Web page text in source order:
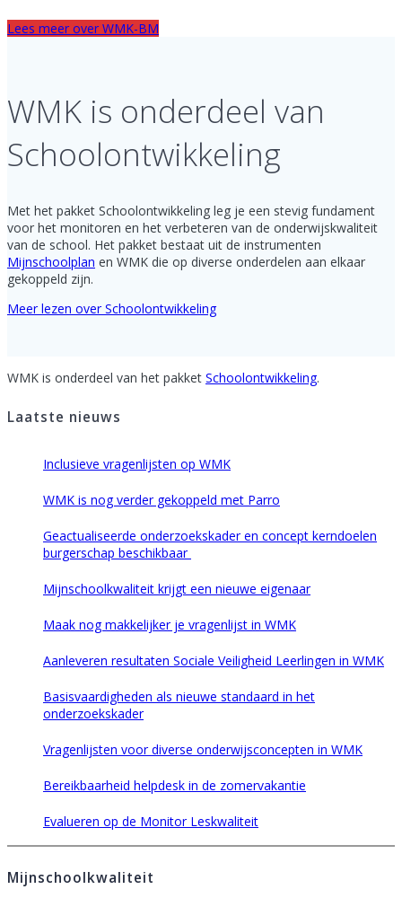
Lees meer over WMK-BM
WMK is onderdeel van
Schoolontwikkeling
Met het pakket Schoolontwikkeling leg je een stevig fundament
voor het monitoren en het verbeteren van de onderwijskwaliteit
van de school. Het pakket bestaat uit de instrumenten
Mijnschoolplan en WMK die op diverse onderdelen aan elkaar
gekoppeld zijn.
Meer lezen over Schoolontwikkeling
WMK is onderdeel van het pakket Schoolontwikkeling.
Laatste nieuws
Inclusieve vragenlijsten op WMK
WMK is nog verder gekoppeld met Parro
Geactualiseerde onderzoekskader en concept kerndoelen
burgerschap beschikbaar
Mijnschoolkwaliteit krijgt een nieuwe eigenaar
Maak nog makkelijker je vragenlijst in WMK
Aanleveren resultaten Sociale Veiligheid Leerlingen in WMK
Basisvaardigheden als nieuwe standaard in het
onderzoekskader
Vragenlijsten voor diverse onderwijsconcepten in WMK
Bereikbaarheid helpdesk in de zomervakantie
Evalueren op de Monitor Leskwaliteit
Mijnschoolkwaliteit